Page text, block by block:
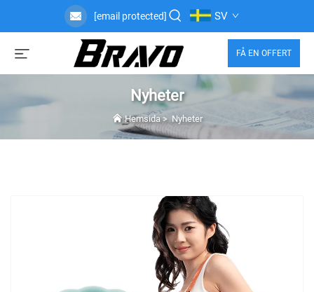
[email protected] SV
FÅ EN OFFERT
Nyheter
Hemsida> Nyheter